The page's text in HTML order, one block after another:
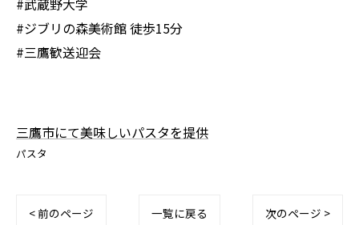
#ジブリの森美術館 徒歩15分
#三鷹歓送迎会
三鷹市にて美味しいパスタを提供
パスタ
< 前のページ 一覧に戻る 次のページ >